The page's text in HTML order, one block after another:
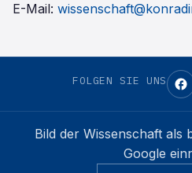
E-Mail:
FOLGEN SIE UNS
Bild der Wissenschaft als
Google